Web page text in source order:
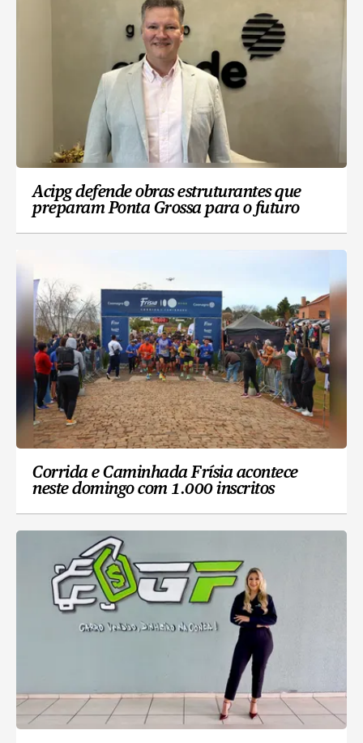
Acipg defende obras estruturantes que
preparam Ponta Grossa para o futuro
Corrida e Caminhada Frísia acontece
neste domingo com 1.000 inscritos